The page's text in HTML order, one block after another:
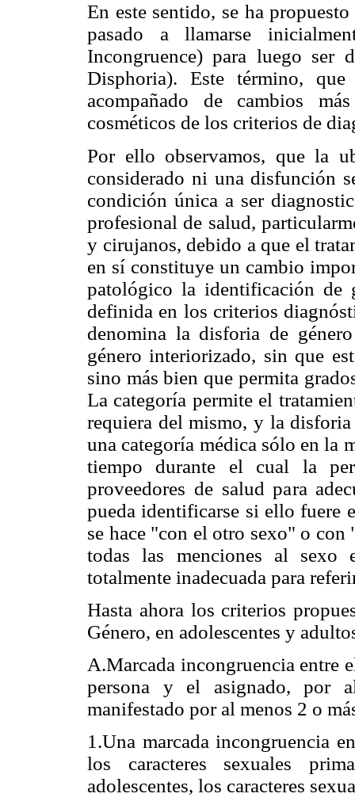
En este sentido, se ha
pasado a llamarse
Incongruence) para luego ser
Disphoria). Este término,
acompañado de cambios
cosméticos de los criterios de
Por ello observamos, que la
considerado ni una disfunción
condición única a ser
profesional de salud,
y cirujanos, debido a que el
en sí constituye un cambio
patológico la identificación de
definida en los criterios
denomina la disforia de
género interiorizado, sin que
sino más bien que permita
La categoría permite el
requiera del mismo, y la disforia
una categoría médica sólo en la
tiempo durante el cual la
proveedores de salud para
pueda identificarse si ello fuere
se hace "con el otro sexo" o
todas las menciones al
totalmente inadecuada para
Hasta ahora los criterios
Género, en adolescentes y
A.Marcada incongruencia entre
persona y el asignado, por
manifestado por al menos 2 o
1.Una marcada incongruencia
los caracteres sexuales
adolescentes, los caracteres